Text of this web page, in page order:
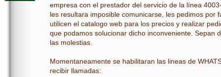
empresa con el prestador del servicio de la línea
les resultara imposible comunicarse, les pedimos por
utilicen el catalogo web para los precios y realizar
que podamos solucionar dicho inconveniente. Sepan
las molestias.
Momentaneamente se habilitaran las lineas de
recibir llamadas: